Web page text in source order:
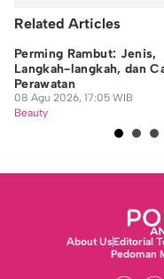
Related Articles
Perming Rambut: Jenis,
Langkah-langkah, dan
Perawatan
08 Agu 2026, 17:05 WIB
Beauty
About UsEditorial
Pedoman